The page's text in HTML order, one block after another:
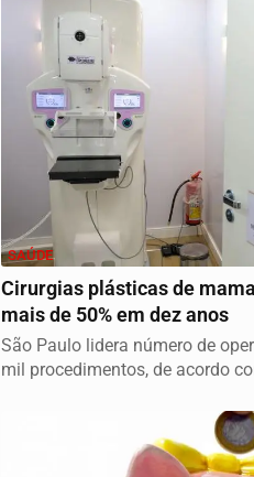
SAÚDE
Cirurgias plásticas de
mais de 50% em dez anos
São Paulo lidera número de
mil procedimentos, de acordo